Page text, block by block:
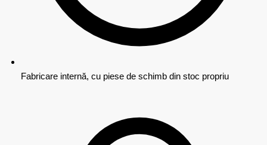
Fabricare internă, cu piese de schimb din stoc propriu